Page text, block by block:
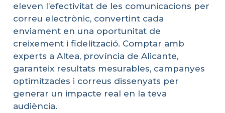
eleven l’efectivitat de les comunicacions per
correu electrònic, convertint cada
enviament en una oportunitat de
creixement i fidelització. Comptar amb
experts a Altea, província de Alicante,
garanteix resultats mesurables, campanyes
optimitzades i correus dissenyats per
generar un impacte real en la teva
audiència.